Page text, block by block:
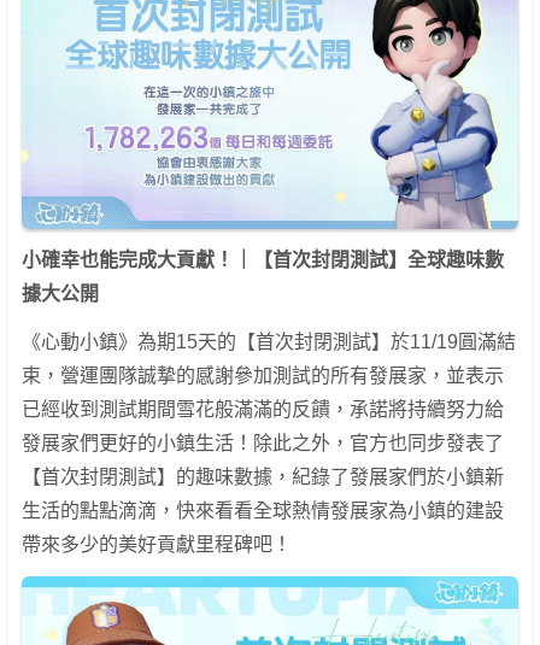
小確幸也能完成大貢獻！｜【首次封閉測試】全球趣味數
據大公開
《心動小鎮》為期15天的【首次封閉測試】於11/19圓滿結
束，營運團隊誠摯的感謝參加測試的所有發展家，並表示
已經收到測試期間雪花般滿滿的反饋，承諾將持續努力給
發展家們更好的小鎮生活！除此之外，官方也同步發表了
【首次封閉測試】的趣味數據，紀錄了發展家們於小鎮新
生活的點點滴滴，快來看看全球熱情發展家為小鎮的建設
帶來多少的美好貢獻里程碑吧！